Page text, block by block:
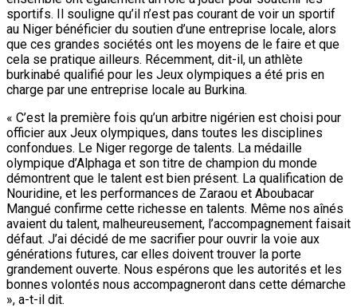
sportifs. Il souligne qu’il n’est pas courant de voir un sportif
au Niger bénéficier du soutien d’une entreprise locale, alors
que ces grandes sociétés ont les moyens de le faire et que
cela se pratique ailleurs. Récemment, dit-il, un athlète
burkinabé qualifié pour les Jeux olympiques a été pris en
charge par une entreprise locale au Burkina.
« C’est la première fois qu’un arbitre nigérien est choisi pour
officier aux Jeux olympiques, dans toutes les disciplines
confondues. Le Niger regorge de talents. La médaille
olympique d’Alphaga et son titre de champion du monde
démontrent que le talent est bien présent. La qualification de
Nouridine, et les performances de Zaraou et Aboubacar
Mangué confirme cette richesse en talents. Même nos aînés
avaient du talent, malheureusement, l’accompagnement faisait
défaut. J’ai décidé de me sacrifier pour ouvrir la voie aux
générations futures, car elles doivent trouver la porte
grandement ouverte. Nous espérons que les autorités et les
bonnes volontés nous accompagneront dans cette démarche
», a-t-il dit.